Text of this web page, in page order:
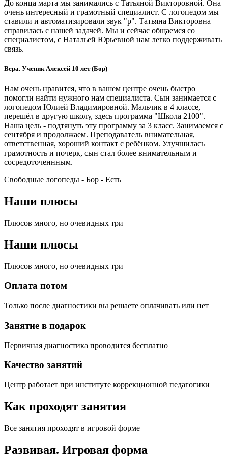
До конца марта мы занимались с Татьяной Викторовной. Она
очень интересный и грамотный специалист. С логопедом мы
ставили и автоматизировали звук "р". Татьяна Викторовна
справилась с нашей задачей. Мы и сейчас общаемся со
специалистом, с Натальей Юрьевной нам легко поддерживать
связь.
Вера. Ученик Алексей 10 лет (Бор)
Нам очень нравится, что в вашем центре очень быстро
помогли найти нужного нам специалиста. Сын занимается с
логопедом Юлией Владимировной. Мальчик в 4 классе,
перешёл в другую школу, здесь программа "Школа 2100".
Наша цель - подтянуть эту программу за 3 класс. Занимаемся с
сентября и продолжаем. Преподаватель внимательная,
ответственная, хороший контакт с ребёнком. Улучшилась
грамотность и почерк, сын стал более внимательным и
сосредоточеннным.
Свободные логопеды - Бор - Есть
Наши плюсы
Плюсов много, но очевидных три
Наши плюсы
Плюсов много, но очевидных три
Оплата потом
Только после диагностики вы решаете оплачивать или нет
Занятие в подарок
Первичная диагностика проводится бесплатно
Качество занятий
Центр работает при институте коррекционной педагогики
Как проходят занятия
Все занятия проходят в игровой форме
Развивая. Игровая форма